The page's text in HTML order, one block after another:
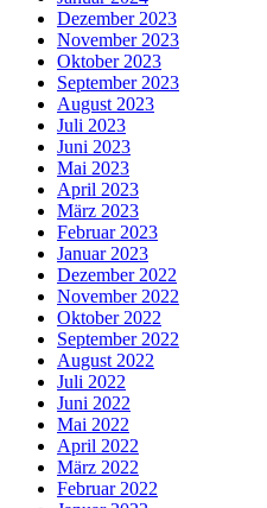
Dezember 2023
November 2023
Oktober 2023
September 2023
August 2023
Juli 2023
Juni 2023
Mai 2023
April 2023
März 2023
Februar 2023
Januar 2023
Dezember 2022
November 2022
Oktober 2022
September 2022
August 2022
Juli 2022
Juni 2022
Mai 2022
April 2022
März 2022
Februar 2022